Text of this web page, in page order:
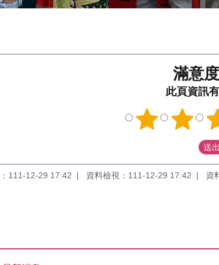
滿意
此頁資訊
111-12-29 17:42 資料檢視：111-12-29 17:42 資